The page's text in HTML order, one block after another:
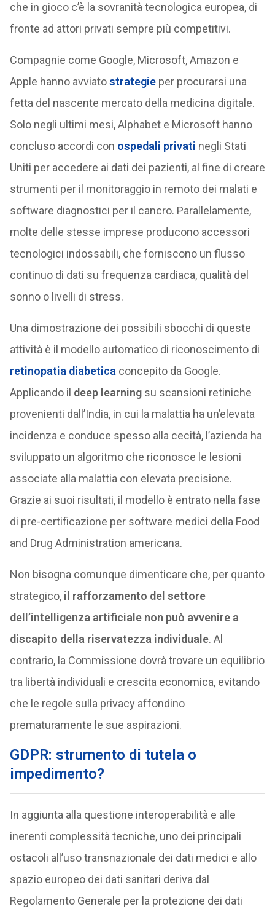
che in gioco c’è la sovranità tecnologica europea, di
fronte ad attori privati sempre più competitivi.
Compagnie come Google, Microsoft, Amazon e
Apple hanno avviatostrategieper procurarsi una
fetta del nascente mercato della medicina digitale.
Solo negli ultimi mesi, Alphabet e Microsoft hanno
concluso accordi con ospedali privati negli Stati
Uniti per accedere ai dati dei pazienti, al fine di creare
strumenti per il monitoraggio in remoto dei malati e
software diagnostici per il cancro. Parallelamente,
molte delle stesse imprese producono accessori
tecnologici indossabili, che forniscono un flusso
continuo di dati su frequenza cardiaca, qualità del
sonno o livelli di stress.
Una dimostrazione dei possibili sbocchi di queste
attività è il modello automatico di riconoscimento di
retinopatia diabetica concepito da Google.
Applicando il deep learningsu scansioni retiniche
provenienti dall’India, in cui la malattia ha un’elevata
incidenza e conduce spesso alla cecità, l’azienda ha
sviluppato un algoritmo che riconosce le lesioni
associate alla malattia con elevata precisione.
Grazie ai suoi risultati, il modello è entrato nella fase
di pre-certificazione per software medici della Food
and Drug Administration americana.
Non bisogna comunque dimenticare che, per quanto
strategico, il rafforzamento del settore
dell’intelligenza artificiale non può avvenire a
discapito della riservatezza individuale. Al
contrario, la Commissione dovrà trovare un equilibrio
tra libertà individuali e crescita economica, evitando
che le regole sulla privacy affondino
prematuramente le sue aspirazioni.
GDPR: strumento di tutela o
impedimento?
In aggiunta alla questione interoperabilità e alle
inerenti complessità tecniche, uno dei principali
ostacoli all’uso transnazionale dei dati medici e allo
spazio europeo dei dati sanitari deriva dal
Regolamento Generale per la protezione dei dati